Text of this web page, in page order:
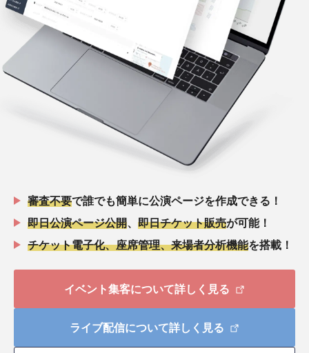
審査不要で誰でも簡単に公演ページを作成できる！
即日公演ページ公開
即日チケット販売が可能！
チケット電子化、座席管理、来場者分析機能を搭載！
イベント集客について詳しく見る
ライブ配信について詳しく見る